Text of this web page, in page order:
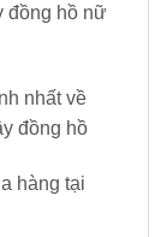
đồng hồ nữ
nhất về
đồng hồ
hàng tại